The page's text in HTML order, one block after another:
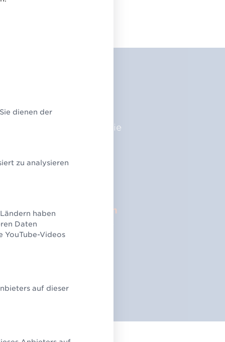
Lokationen, wie
juristische
Sie die GLN der
Sie dafür eine
GLN von
selbstständig weitere
dienen der
zu analysieren
haben
Daten
YouTube-Videos
auf dieser